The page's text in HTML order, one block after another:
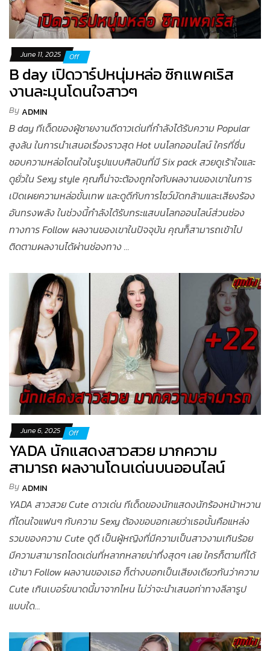
June 11, 2025 Off
B day เปิดวาร์ปหนุ่มหล่อ ซิกแพคเริส
งานละมุนโดนใจสาวๆ
ByADMIN
B day ทีเด็ดของผู้ชายงานดีดาวเด่นที่กำลังได้รับความ Popular
สูงล้น ในการนำเสนอเรื่องราวสุด Hot บนโลกออนไลน์ ใครที่ชื่น
ชอบความหล่อโดนใจในรูปแบบศิลปินที่มี Six pack สวยดูเร้าใจและ
ดูยั่วใน Sexy style คุณก็น่าจะต้องถูกใจกับผลงานของเขาในการ
เปิดเผยความหล่อขั้นเทพ และดูดีกับการโชว์มัดกล้ามและเสียงร้อง
อันทรงพลัง ในช่วงนี้กำลังได้รับกระแสบนโลกออนไลน์ส่วนช่อง
ทางการ Follow ผลงานของเขาในปัจจุบัน คุณก็สามารถเข้าไป
ติดตามผลงานได้ผ่านช่องทาง …
June 6, 2025 Off
YADA นักแสดงสาวสวย มากความ
สามารถ ผลงานโดนเด่นบนออนไลน์
ByADMIN
YADA สาวสวย Cute ดาวเด่น ทีเด็ดของนักแสดงนักร้องหน้าหวาน
ที่โดนใจแฟนๆ กับความ Sexy ต้องขอบอกเลยว่าเธอนั้นคือแหล่ง
รวมของความ Cute ดูดี เป็นผู้หญิงที่มีความเป็นสาวงามเกินร้อย
มีความสามารถโดดเด่นที่หลากหลายน่าทึ่งสุดๆ เลย ใครก็ตามที่ได้
เข้ามา Follow ผลงานของเธอ ก็ต่างบอกเป็นเสียงเดียวกันว่าความ
Cute เกินเบอร์ขนาดนี้มาจากไหน ไม่ว่าจะนำเสนอท่าทางลีลารูป
แบบใด…